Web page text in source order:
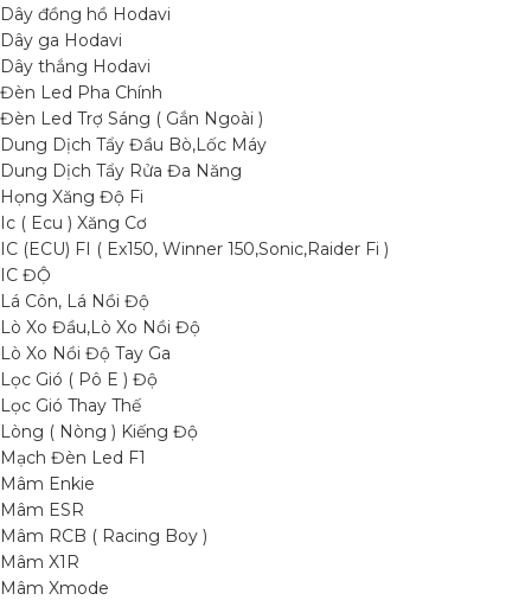
Dây đồng hồ Hodavi
Dây ga Hodavi
Dây thắng Hodavi
Đèn Led Pha Chính
Đèn Led Trợ Sáng ( Gắn Ngoài )
Dung Dịch Tẩy Đầu Bò,Lốc Máy
Dung Dịch Tẩy Rửa Đa Năng
Họng Xăng Độ Fi
Ic ( Ecu ) Xăng Cơ
IC (ECU) FI ( Ex150, Winner 150,Sonic,Raider Fi )
IC ĐỘ
Lá Côn, Lá Nồi Độ
Lò Xo Đầu,Lò Xo Nồi Độ
Lò Xo Nồi Độ Tay Ga
Lọc Gió ( Pô E ) Độ
Lọc Gió Thay Thế
Lòng ( Nòng ) Kiếng Độ
Mạch Đèn Led F1
Mâm Enkie
Mâm ESR
Mâm RCB ( Racing Boy )
Mâm X1R
Mâm Xmode